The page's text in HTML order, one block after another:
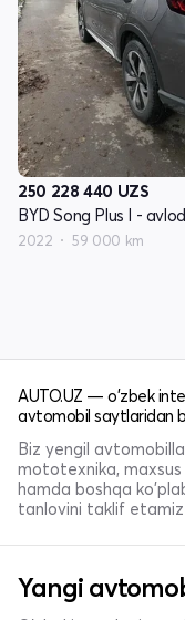
250 228 440 UZS
BYD Song Plus I - avlod
2022 59 000 km
AUTO.UZ — o'zbek
avtomobil saytlaridan
Biz yengil
mototexnika,
hamda boshqa
tanlovini taklif etamiz
Yangi